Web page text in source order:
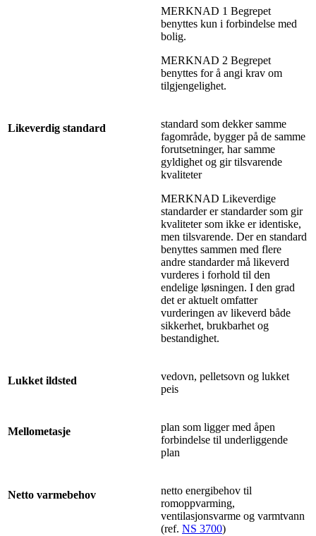
MERKNAD 1 Begrepet
benyttes kun i forbindelse med
bolig.
MERKNAD 2 Begrepet
benyttes for å angi krav om
tilgjengelighet.
Likeverdig standard
standard som dekker samme
fagområde, bygger på de samme
forutsetninger, har samme
gyldighet og gir tilsvarende
kvaliteter
MERKNAD Likeverdige
standarder er standarder som gir
kvaliteter som ikke er identiske,
men tilsvarende. Der en standard
benyttes sammen med flere
andre standarder må likeverd
vurderes i forhold til den
endelige løsningen. I den grad
det er aktuelt omfatter
vurderingen av likeverd både
sikkerhet, brukbarhet og
bestandighet.
Lukket ildsted
vedovn, pelletsovn og lukket
peis
Mellometasje
plan som ligger med åpen
forbindelse til underliggende
plan
Netto varmebehov
netto energibehov til
romoppvarming,
ventilasjonsvarme og varmtvann
(ref. NS 3700)